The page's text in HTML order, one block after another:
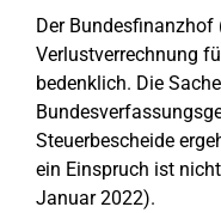
Der Bundesfinanzhof
Verlustverrechnung
bedenklich. Die
Steuerbescheide
ein Einspruch ist
Januar 2022).